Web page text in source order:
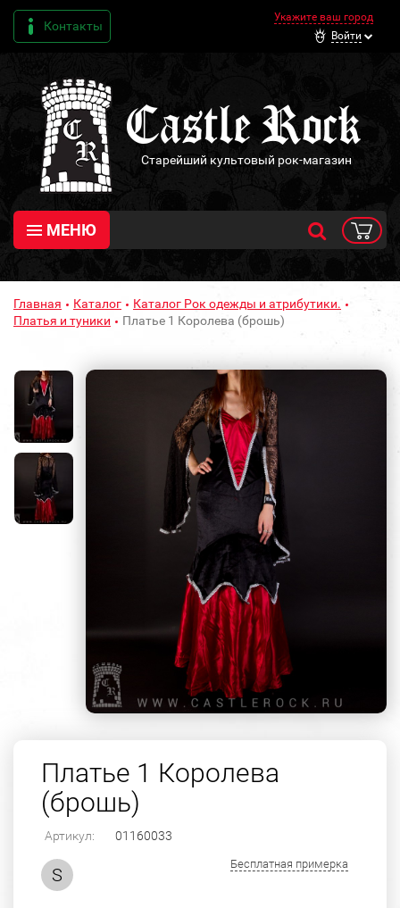
Контакты
Укажите ваш город
Войти
Старейший культовый рок-магазин
МЕНЮ
Главная Каталог
Каталог Рок одежды и атрибутики.
Платья и туники
Платье 1 Королева (брошь)
Платье 1 Королева
(брошь)
Артикул: 01160033
S
Бесплатная примерка